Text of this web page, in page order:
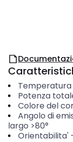
Potenza
Colore del
Angolo di
largo >80°
Orientabilita'